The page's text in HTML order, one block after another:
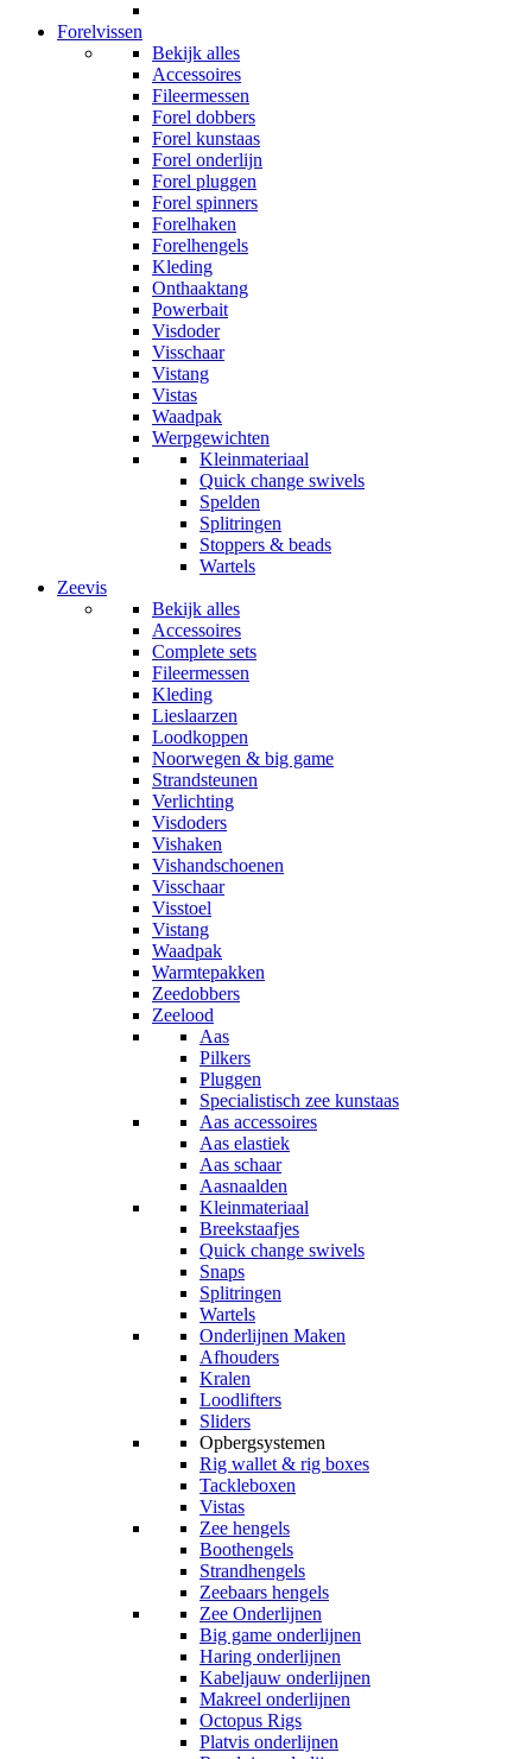
Forelvissen
Bekijk alles
Accessoires
Fileermessen
Forel dobbers
Forel kunstaas
Forel onderlijn
Forel pluggen
Forel spinners
Forelhaken
Forelhengels
Kleding
Onthaaktang
Powerbait
Visdoder
Visschaar
Vistang
Vistas
Waadpak
Werpgewichten
Kleinmateriaal
Quick change swivels
Spelden
Splitringen
Stoppers & beads
Wartels
Zeevis
Bekijk alles
Accessoires
Complete sets
Fileermessen
Kleding
Lieslaarzen
Loodkoppen
Noorwegen & big game
Strandsteunen
Verlichting
Visdoders
Vishaken
Vishandschoenen
Visschaar
Visstoel
Vistang
Waadpak
Warmtepakken
Zeedobbers
Zeelood
Aas
Pilkers
Pluggen
Specialistisch zee kunstaas
Aas accessoires
Aas elastiek
Aas schaar
Aasnaalden
Kleinmateriaal
Breekstaafjes
Quick change swivels
Snaps
Splitringen
Wartels
Onderlijnen Maken
Afhouders
Kralen
Loodlifters
Sliders
Opbergsystemen
Rig wallet & rig boxes
Tackleboxen
Vistas
Zee hengels
Boothengels
Strandhengels
Zeebaars hengels
Zee Onderlijnen
Big game onderlijnen
Haring onderlijnen
Kabeljauw onderlijnen
Makreel onderlijnen
Octopus Rigs
Platvis onderlijnen